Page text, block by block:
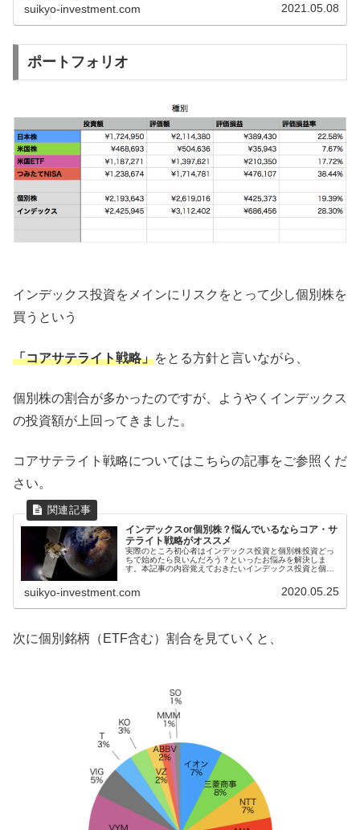
suikyo-investment.com 2021.05.08
ポートフォリオ
インデックス投資をメインにリスクをとって少し個別株を
買うという
「コアサテライト戦略」をとる方針と言いながら、
個別株の割合が多かったのですが、ようやくインデックス
の投資額が上回ってきました。
コアサテライト戦略についてはこちらの記事をご参照くだ
さい。
インデックスor個別株？悩んでいるならコア・サ
テライト戦略がオススメ
実際のところ初心者はインデックス投資と個別株投資どっ
ちで始めたら良いんだろう？といったお悩みを解決しま
す。本記事の内容覚えておきたいインデックス投資と個別
suikyo-investment.com 2020.05.25
次に個別銘柄（ETF含む）割合を見ていくと、